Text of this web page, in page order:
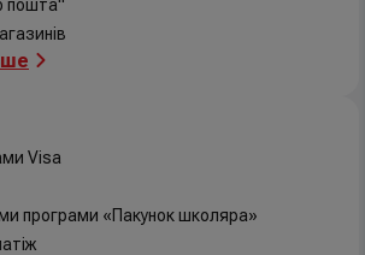
пошта"
Visa
програми «Пакунок школяра»